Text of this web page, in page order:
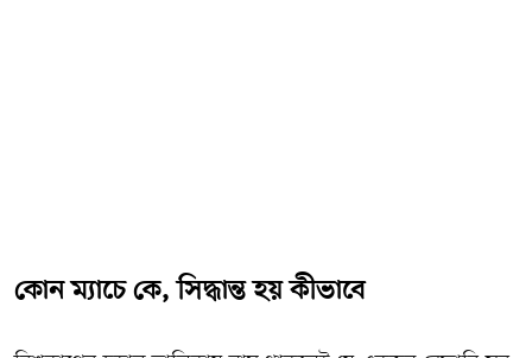
কোন ম্যাচে কে, সিদ্ধান্ত হয় কীভাবে